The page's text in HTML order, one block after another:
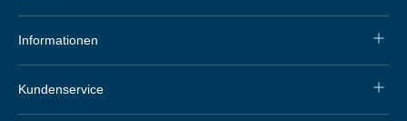
Informationen
Kundenservice